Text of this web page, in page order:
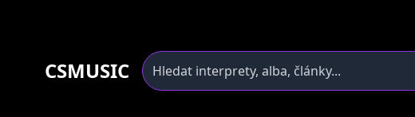
CSMUSIC